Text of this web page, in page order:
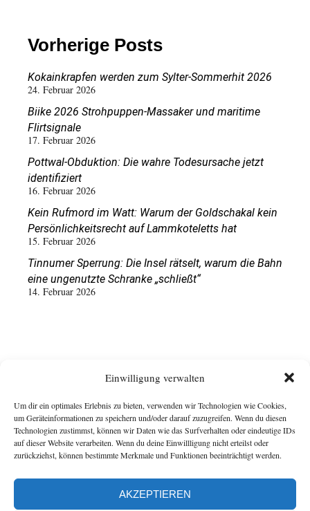
Einwilligung verwalten
Um dir ein optimales Erlebnis zu bieten, verwenden wir Technologien wie Cookies,
um Geräteinformationen zu speichern und/oder darauf zuzugreifen. Wenn du diesen
Technologien zustimmst, können wir Daten wie das Surfverhalten oder eindeutige IDs
auf dieser Website verarbeiten. Wenn du deine Einwillligung nicht erteilst oder
zurückziehst, können bestimmte Merkmale und Funktionen beeinträchtigt werden.
AKZEPTIEREN
Vorherige Posts
Kokainkrapfen werden zum Sylter-Sommerhit 2026
24. Februar 2026
Biike 2026 Strohpuppen-Massaker und maritime
Flirtsignale
17. Februar 2026
Pottwal-Obduktion: Die wahre Todesursache jetzt
identifiziert
16. Februar 2026
Kein Rufmord im Watt: Warum der Goldschakal kein
Persönlichkeitsrecht auf Lammkoteletts hat
15. Februar 2026
Tinnumer Sperrung: Die Insel rätselt, warum die Bahn
eine ungenutzte Schranke „schließt“
14. Februar 2026